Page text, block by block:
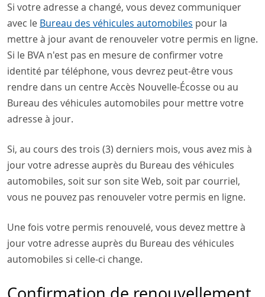
Si votre adresse a changé, vous devez communiquer
avec le Bureau des véhicules automobiles pour la
mettre à jour avant de renouveler votre permis en ligne.
Si le BVA n'est pas en mesure de confirmer votre
identité par téléphone, vous devrez peut-être vous
rendre dans un centre Accès Nouvelle-Écosse ou au
Bureau des véhicules automobiles pour mettre votre
adresse à jour.
Si, au cours des trois (3) derniers mois, vous avez mis à
jour votre adresse auprès du Bureau des véhicules
automobiles, soit sur son site Web, soit par courriel,
vous ne pouvez pas renouveler votre permis en ligne.
Une fois votre permis renouvelé, vous devez mettre à
jour votre adresse auprès du Bureau des véhicules
automobiles si celle-ci change.